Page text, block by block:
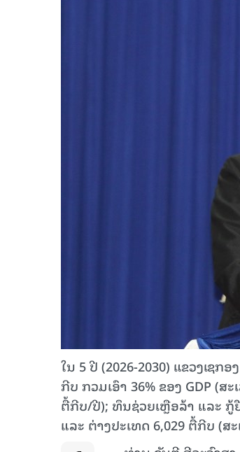
ໃນ 5 ປີ (2026-2030) ແຂວງເຊ
ກີບ ກວມເອົາ 36% ຂອງ GDP (
ຕື້ກີບ/ປີ); ທຶນຊ່ວຍເຫຼືອລ້າ ແລະ ກູ້
ແລະ ຕ່າງປະເທດ 6,029 ຕື້ກີບ (ສ